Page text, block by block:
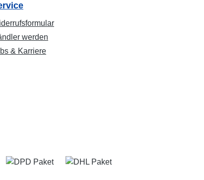
werden
& Karriere